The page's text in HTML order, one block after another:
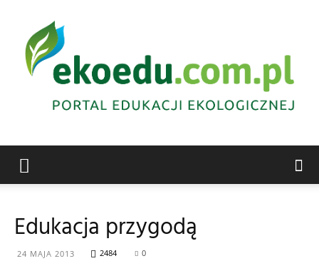
ekologiczna
Edukacja przygodą
24 MAJA 2013 2484 0